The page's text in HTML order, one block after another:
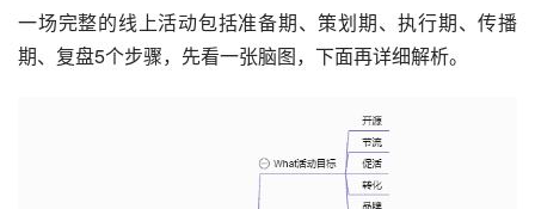
一场完整的线上活动包括准备期、策划期、执行期、传播
期、复盘5个步骤，先看一张脑图，下面再详细解析。